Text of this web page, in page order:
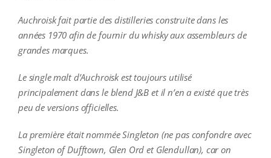
Auchroisk fait partie des distilleries construite dans les
années 1970 afin de fournir du whisky aux assembleurs de
grandes marques.
Le single malt d’Auchroisk est toujours utilisé
principalement dans le blend J&B et il n’en a existé que très
peu de versions officielles.
La première était nommée Singleton (ne pas confondre avec
Singleton of Dufftown, Glen Ord et Glendullan), car on